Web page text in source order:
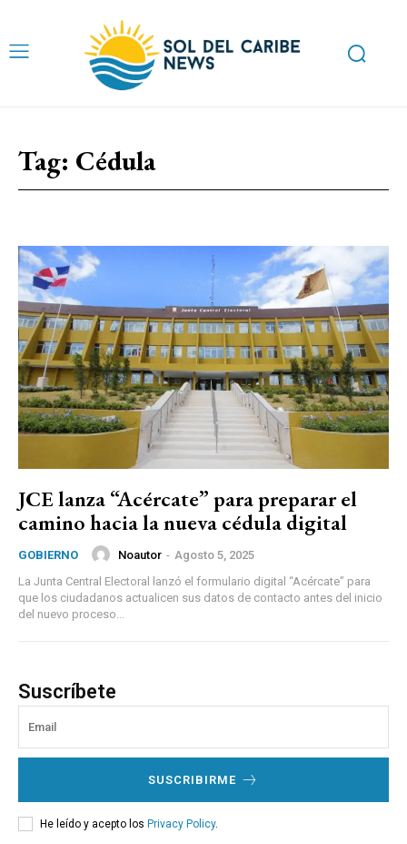
Tag: Cédula
JCE lanza “Acércate” para preparar el
camino hacia la nueva cédula digital
GOBIERNO Noautor - Agosto 5, 2025
La Junta Central Electoral lanzó el formulario digital “Acércate” para
que los ciudadanos actualicen sus datos de contacto antes del inicio
del nuevo proceso...
Suscríbete
SUSCRIBIRME
He leído y acepto los Privacy Policy.